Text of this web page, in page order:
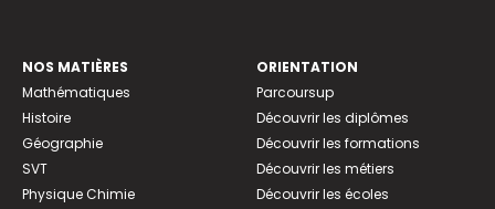
NOS MATIÈRES
Mathématiques
Histoire
Géographie
SVT
Physique Chimie
ORIENTATION
Parcoursup
Découvrir les diplômes
Découvrir les formations
Découvrir les métiers
Découvrir les écoles